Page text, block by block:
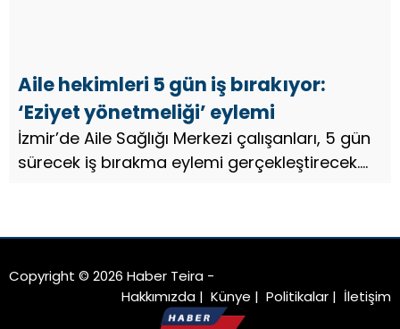
Aile hekimleri 5 gün iş bırakıyor:
‘Eziyet yönetmeliği’ eylemi
İzmir’de Aile Sağlığı Merkezi çalışanları, 5 gün
sürecek iş bırakma eylemi gerçekleştirecek.
tarihleri arasında tam m...
Copyright © 2026 Haber Teira -
Hakkımızda | Künye | Politikalar | İletişim